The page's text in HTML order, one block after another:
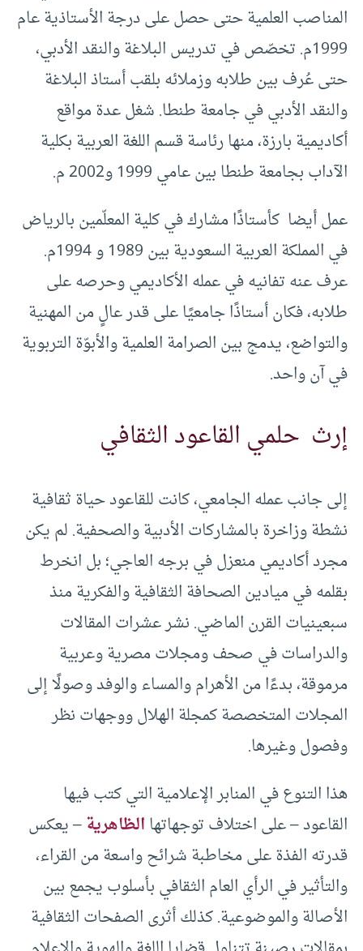
المناصب العلمية حتى حصل على درجة الأستاذية عام
1999م. تخصّص في تدريس البلاغة والنقد الأدبي،
حتى عُرف بين طلابه وزملائه بلقب أستاذ البلاغة
والنقد الأدبي في جامعة طنطا. شغل عدة مواقع
أكاديمية بارزة، منها رئاسة قسم اللغة العربية بكلية
الآداب بجامعة طنطا بين عامي 1999 و2002 م.
عمل أيضا كأستاذًا مشارك في كلية المعلّمين بالرياض
في المملكة العربية السعودية بين 1989 و 1994م.
عرف عنه تفانيه في عمله الأكاديمي وحرصه على
طلابه، فكان أستاذًا جامعيًا على قدر عالٍ من المهنية
والتواضع، يدمج بين الصرامة العلمية والأبوّة التربوية
في آن واحد.
إرث حلمي القاعود الثقافي
إلى جانب عمله الجامعي، كانت للقاعود حياة ثقافية
نشطة وزاخرة بالمشاركات الأدبية والصحفية. لم يكن
مجرد أكاديمي منعزل في برجه العاجي؛ بل انخرط
بقلمه في ميادين الصحافة الثقافية والفكرية منذ
سبعينيات القرن الماضي. نشر عشرات المقالات
والدراسات في صحف ومجلات مصرية وعربية
مرموقة، بدءًا من الأهرام والمساء والوفد وصولًا إلى
المجلات المتخصصة كمجلة الهلال ووجهات نظر
وفصول وغيرها.
هذا التنوع في المنابر الإعلامية التي كتب فيها
القاعود – على اختلاف توجهاتهاالظاهرية– يعكس
قدرته الفذة على مخاطبة شرائح واسعة من القراء،
والتأثير في الرأي العام الثقافي بأسلوب يجمع بين
الأصالة والموضوعية. كذلك أثرى الصفحات الثقافية